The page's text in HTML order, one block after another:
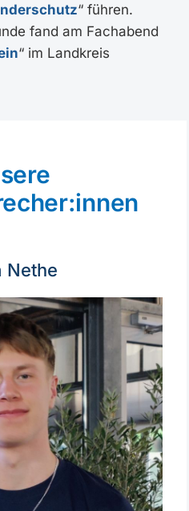
“ führen.
fand am Fachabend
“ im Landkreis
Nethe